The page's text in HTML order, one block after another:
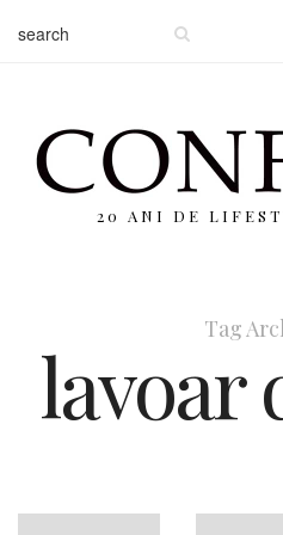
20 ANI DE
Tag
lavoar